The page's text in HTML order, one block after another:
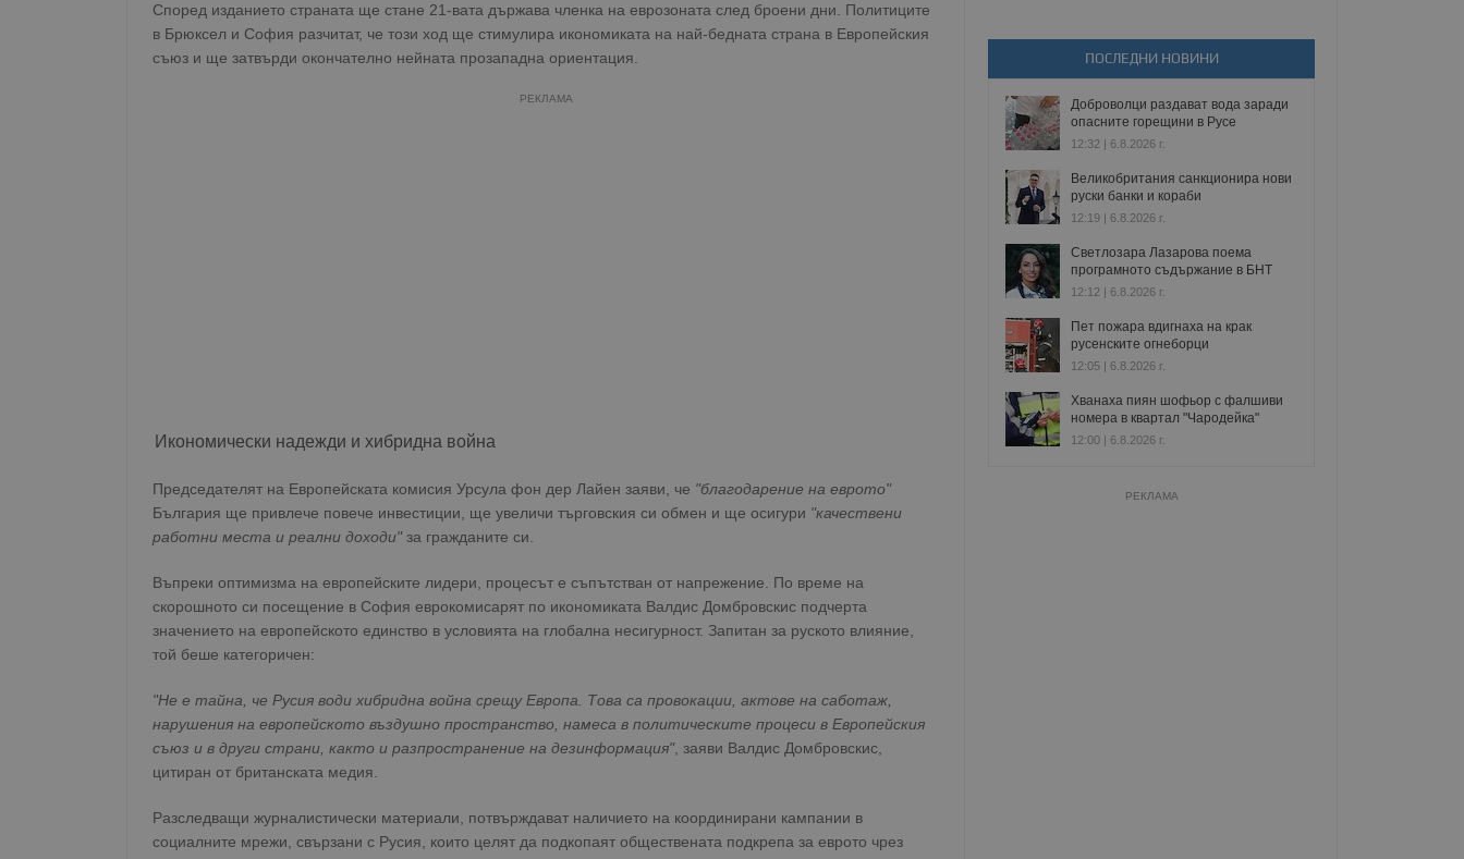
Според изданието страната ще стане 21-вата държава членка на еврозоната след броени дни. Политиците
в Брюксел и София разчитат, че този ход ще стимулира икономиката на най-бедната страна в Европейския
съюз и ще затвърди окончателно нейната прозападна ориентация.
РЕКЛАМА
Икономически надежди и хибридна война
Председателят на Европейската комисия Урсула фон дер Лайен заяви, че "благодарение на еврото"
България ще привлече повече инвестиции, ще увеличи търговския си обмен и ще осигури "качествени
работни места и реални доходи"за гражданите си.
Въпреки оптимизма на европейските лидери, процесът е съпътстван от напрежение. По време на
скорошното си посещение в София еврокомисарят по икономиката Валдис Домбровскис подчерта
значението на европейското единство в условията на глобална несигурност. Запитан за руското влияние,
той беше категоричен:
"Не е тайна, че Русия води хибридна война срещу Европа. Това са провокации, актове на саботаж,
нарушения на европейското въздушно пространство, намеса в политическите процеси в Европейския
съюз и в други страни, както и разпространение на дезинформация", заяви Валдис Домбровскис,
цитиран от британската медия.
Разследващи журналистически материали, потвърждават наличието на координирани кампании в
социалните мрежи, свързани с Русия, които целят да подкопаят обществената подкрепа за еврото чрез
ПОСЛЕДНИ НОВИНИ
Доброволци раздават вода заради
опасните горещини в Русе
12:32 | 6.8.2026 г.
Великобритания санкционира нови
руски банки и кораби
12:19 | 6.8.2026 г.
Светлозара Лазарова поема
програмното съдържание в БНТ
12:12 | 6.8.2026 г.
Пет пожара вдигнаха на крак
русенските огнеборци
12:05 | 6.8.2026 г.
Хванаха пиян шофьор с фалшиви
номера в квартал "Чародейка"
12:00 | 6.8.2026 г.
РЕКЛАМА